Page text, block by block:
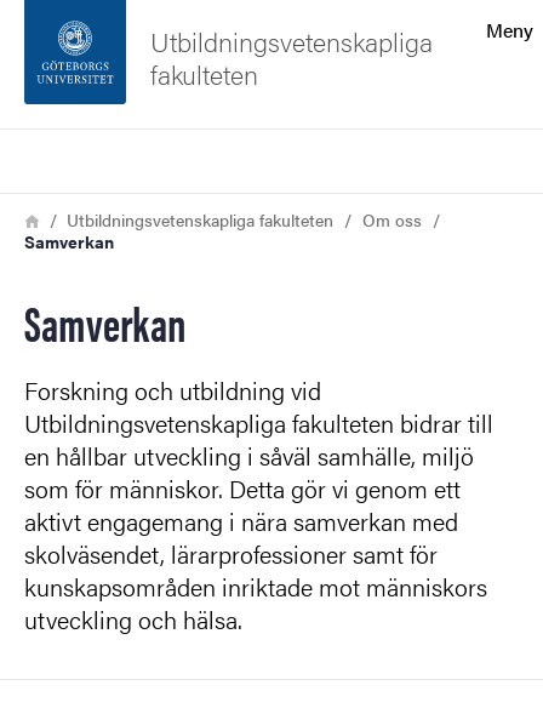
Sidfoten
Om webbplatsen
Meny
Utbildningsvetenskapliga
fakulteten
Länkstig
HemUtbildningsvetenskapliga fakulteten
Om oss
Samverkan
Samverkan
Forskning och utbildning vid
Utbildningsvetenskapliga fakulteten bidrar till
en hållbar utveckling i såväl samhälle, miljö
som för människor. Detta gör vi genom ett
aktivt engagemang i nära samverkan med
skolväsendet, lärarprofessioner samt för
kunskapsområden inriktade mot människors
utveckling och hälsa.